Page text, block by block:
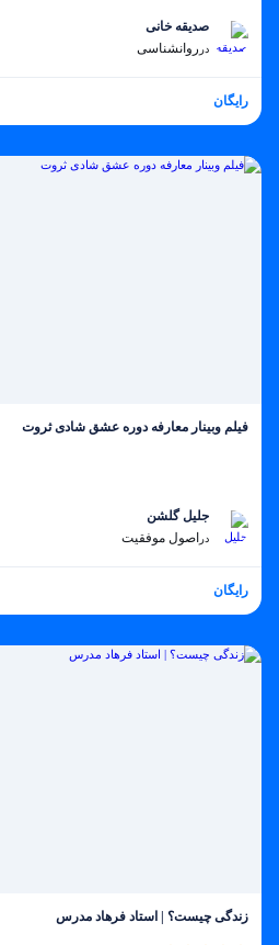
صدیقه خانی
در روانشناسی
رایگان
فیلم وبینار معارفه دوره عشق شادی ثروت
جلیل گلشن
در اصول موفقیت
رایگان
زندگی چیست؟ | استاد فرهاد مدرس